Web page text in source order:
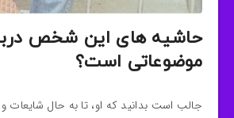
حاشیه های این شخص
موضوعاتی است؟
جالب است بدانید که او، تا به حال شایعات